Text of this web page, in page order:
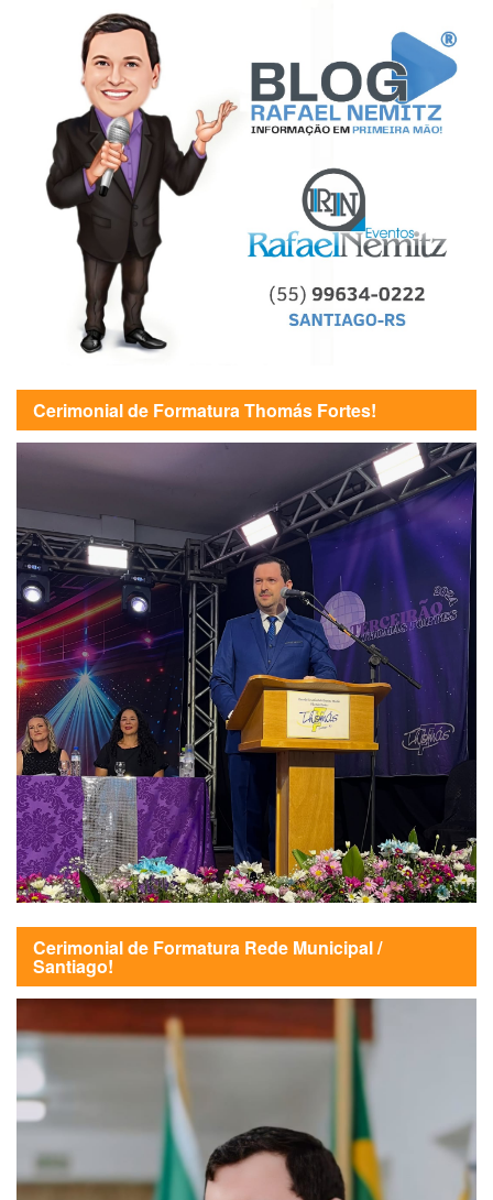
Cerimonial de Formatura Thomás Fortes!
Cerimonial de Formatura Rede Municipal /
Santiago!